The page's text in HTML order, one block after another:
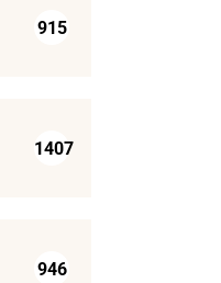
915
1407
946